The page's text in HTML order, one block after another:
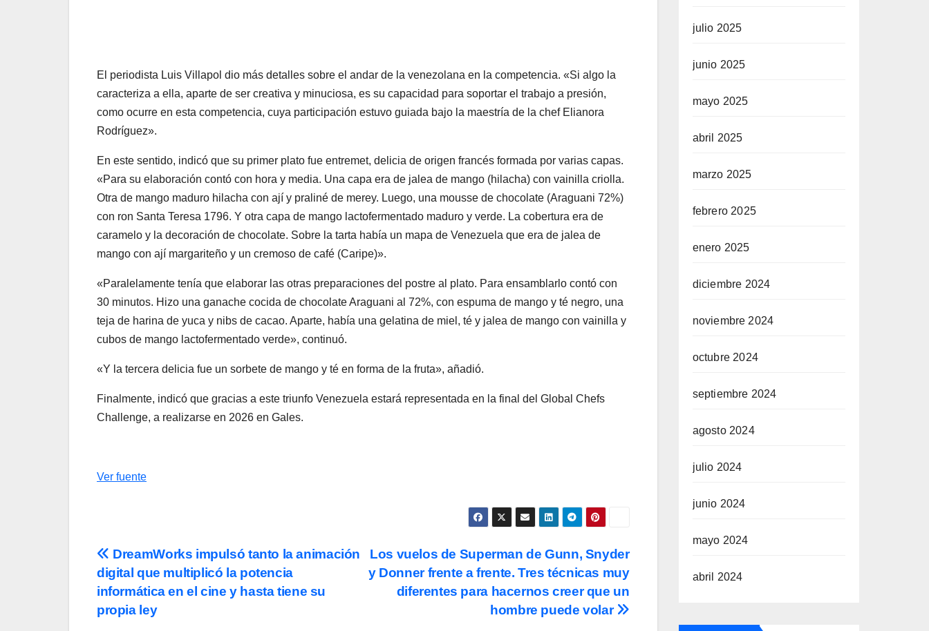
El periodista Luis Villapol dio más detalles sobre el andar de la venezolana en la competencia. «Si algo la
caracteriza a ella, aparte de ser creativa y minuciosa, es su capacidad para soportar el trabajo a presión,
como ocurre en esta competencia, cuya participación estuvo guiada bajo la maestría de la chef Elianora
Rodríguez».
En este sentido, indicó que su primer plato fue entremet, delicia de origen francés formada por varias capas.
«Para su elaboración contó con hora y media. Una capa era de jalea de mango (hilacha) con vainilla criolla.
Otra de mango maduro hilacha con ají y praliné de merey. Luego, una mousse de chocolate (Araguani 72%)
con ron Santa Teresa 1796. Y otra capa de mango lactofermentado maduro y verde. La cobertura era de
caramelo y la decoración de chocolate. Sobre la tarta había un mapa de Venezuela que era de jalea de
mango con ají margariteño y un cremoso de café (Caripe)».
«Paralelamente tenía que elaborar las otras preparaciones del postre al plato. Para ensamblarlo contó con
30 minutos. Hizo una ganache cocida de chocolate Araguani al 72%, con espuma de mango y té negro, una
teja de harina de yuca y nibs de cacao. Aparte, había una gelatina de miel, té y jalea de mango con vainilla y
cubos de mango lactofermentado verde», continuó.
«Y la tercera delicia fue un sorbete de mango y té en forma de la fruta», añadió.
Finalmente, indicó que gracias a este triunfo Venezuela estará representada en la final del Global Chefs
Challenge, a realizarse en 2026 en Gales.
Ver fuente
Navegación
de
entradas
Los vuelos de Superman de Gunn, Snyder
y Donner frente a frente. Tres técnicas muy
diferentes para hacernos creer que un
hombre puede volar
DreamWorks impulsó tanto la animación
digital que multiplicó la potencia
informática en el cine y hasta tiene su
propia ley
julio 2025
junio 2025
mayo 2025
abril 2025
marzo 2025
febrero 2025
enero 2025
diciembre 2024
noviembre 2024
octubre 2024
septiembre 2024
agosto 2024
julio 2024
junio 2024
mayo 2024
abril 2024